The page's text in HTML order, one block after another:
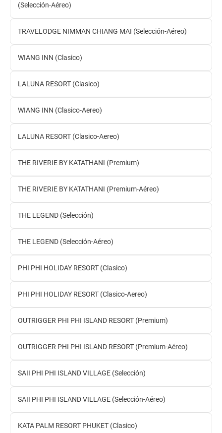
(Selección-Aéreo)
TRAVELODGE NIMMAN CHIANG MAI (Selección-Aéreo)
WIANG INN (Clasico)
LALUNA RESORT (Clasico)
WIANG INN (Clasico-Aereo)
LALUNA RESORT (Clasico-Aereo)
THE RIVERIE BY KATATHANI (Premium)
THE RIVERIE BY KATATHANI (Premium-Aéreo)
THE LEGEND (Selección)
THE LEGEND (Selección-Aéreo)
PHI PHI HOLIDAY RESORT (Clasico)
PHI PHI HOLIDAY RESORT (Clasico-Aereo)
OUTRIGGER PHI PHI ISLAND RESORT (Premium)
OUTRIGGER PHI PHI ISLAND RESORT (Premium-Aéreo)
SAII PHI PHI ISLAND VILLAGE (Selección)
SAII PHI PHI ISLAND VILLAGE (Selección-Aéreo)
KATA PALM RESORT PHUKET (Clasico)